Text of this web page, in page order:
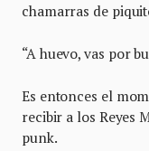
chamarras de
“A huevo, vas por
Es entonces el
recibir a los Reyes
punk.